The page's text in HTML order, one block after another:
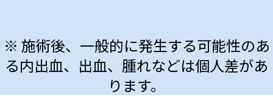
※ 施術後、一般的に発生する可能性のあ
る内出血、出血、腫れなどは個人差があ
ります。